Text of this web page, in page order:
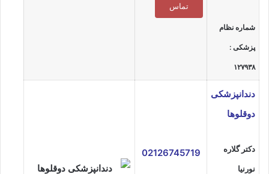
شماره نظام
پزشکی :
۱۲۷۹۳۸
تماس
دندانپزشکی
دوقلوها
دکتر گلاره
نورنیا
02126745719